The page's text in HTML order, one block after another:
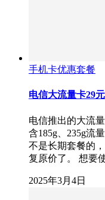
手机卡优惠套餐
电信大流量卡29
电信推出的大流
含185g、235g流
不是长期套餐的
复原价了。 想要
2025年3月4日